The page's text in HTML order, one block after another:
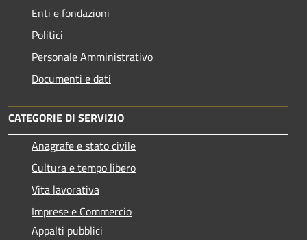
Enti e fondazioni
Politici
Personale Amministrativo
Documenti e dati
CATEGORIE DI SERVIZIO
Anagrafe e stato civile
Cultura e tempo libero
Vita lavorativa
Imprese e Commercio
Appalti pubblici